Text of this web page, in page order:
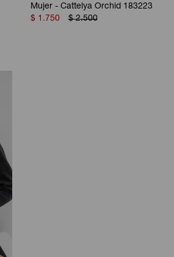
Mujer - Cattelya Orchid 183223
$ 1.750 $ 2.500